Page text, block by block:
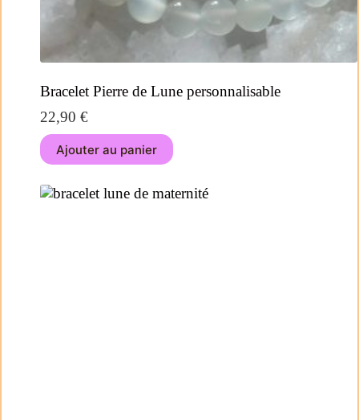
Bracelet Pierre de Lune personnalisable
22,90 €
Ajouter au panier